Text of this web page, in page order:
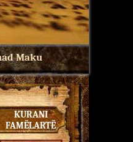
Maku
KURANI
FAMËLARTË